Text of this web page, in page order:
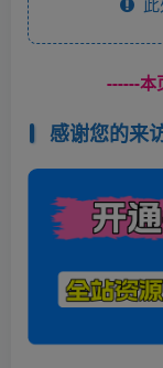
------本
感谢您的来